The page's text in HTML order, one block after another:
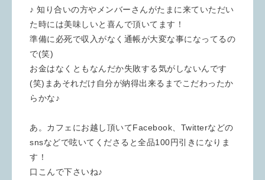
♪ 知り合いの方やメンバーさんがたまに来ていただい
た時には美味しいと喜んで頂いてます！
準備に必死で収入がなく通帳が大変な事になってるの
で(笑)
お金はなくともなんだか失敗する気がしないんです
(笑)まあそれだけ自分が納得出来るまでこだわったか
らかな♪
あ。カフェにお越し頂いてFacebook、Twitterなどの
snsなどで呟いてくださると全品100円引きになりま
す！
口こんで下さいね♪